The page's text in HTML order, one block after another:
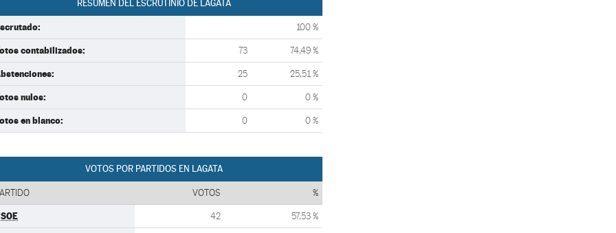
RESUMEN DEL ESCRUTINIO DE LAGATA
100 %
contabilizados: 73 74,49 %
25 25,51 %
nulos: 0 0 %
en blanco: 0 0 %
VOTOS POR PARTIDOS EN LAGATA
VOTOS %
42 57,53 %